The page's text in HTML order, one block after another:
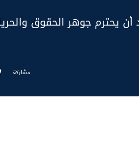
يحترم جوهر الحقوق
مشاركة